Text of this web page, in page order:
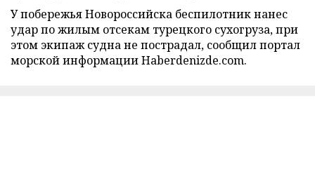
У побережья Новороссийска беспилотник нанес
удар по жилым отсекам турецкого сухогруза, при
этом экипаж судна не пострадал, сообщил портал
морской информации Haberdenizde.com.